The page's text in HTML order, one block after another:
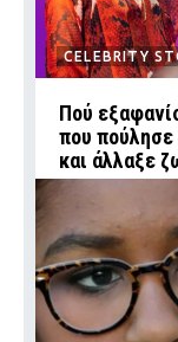
CELEBRITY
Πού
που πούλησε
και άλλαξε